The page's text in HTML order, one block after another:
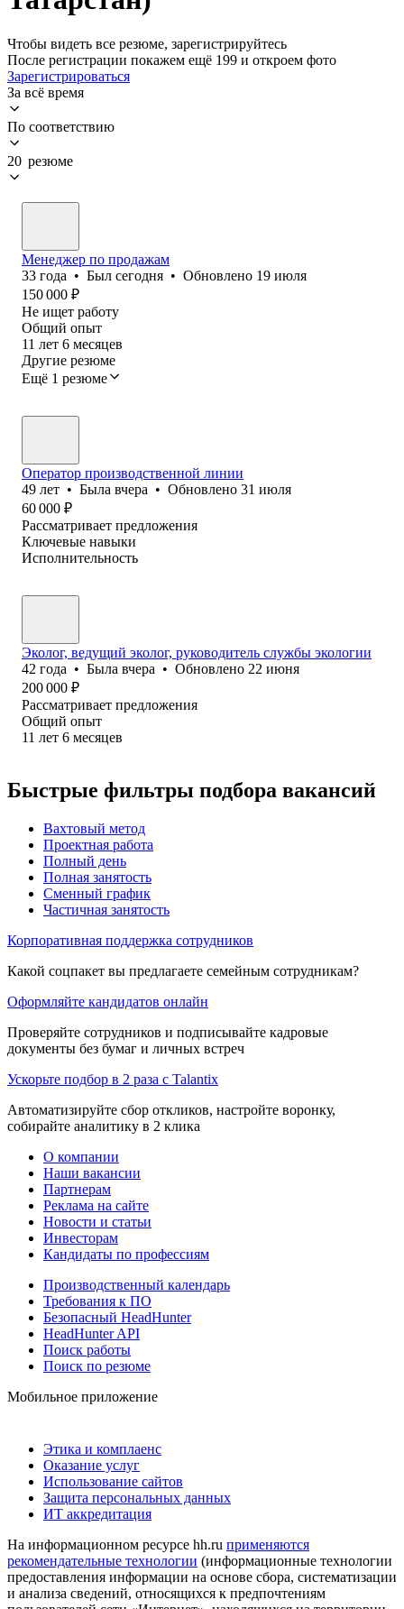
Чтобы видеть все резюме, зарегистрируйтесь
После регистрации покажем ещё 199 и откроем фото
Зарегистрироваться
За всё время
По соответствию
20 резюме
Менеджер по продажам
33 года • Был сегодня • Обновлено 19 июля
150 000 ₽
Не ищет работу
Общий опыт
11 лет 6 месяцев
Другие резюме
Ещё 1 резюме
Оператор производственной линии
49 лет • Была вчера • Обновлено 31 июля
60 000 ₽
Рассматривает предложения
Ключевые навыки
Исполнительность
Эколог, ведущий эколог, руководитель службы экологии
42 года • Была вчера • Обновлено 22 июня
200 000 ₽
Рассматривает предложения
Общий опыт
11 лет 6 месяцев
Быстрые фильтры подбора вакансий
Вахтовый метод
Проектная работа
Полный день
Полная занятость
Сменный график
Частичная занятость
Корпоративная поддержка сотрудников
Какой соцпакет вы предлагаете семейным сотрудникам?
Оформляйте кандидатов онлайн
Проверяйте сотрудников и подписывайте кадровые
документы без бумаг и личных встреч
Ускорьте подбор в 2 раза с Talantix
Автоматизируйте сбор откликов, настройте воронку,
собирайте аналитику в 2 клика
О компании
Наши вакансии
Партнерам
Реклама на сайте
Новости и статьи
Инвесторам
Кандидаты по профессиям
Производственный календарь
Требования к ПО
Безопасный HeadHunter
HeadHunter API
Поиск работы
Поиск по резюме
Мобильное приложение
Этика и комплаенс
Оказание услуг
Использование сайтов
Защита персональных данных
ИТ аккредитация
На информационном ресурсе hh.ru применяются
рекомендательные технологии (информационные технологии
предоставления информации на основе сбора, систематизации
и анализа сведений, относящихся к предпочтениям